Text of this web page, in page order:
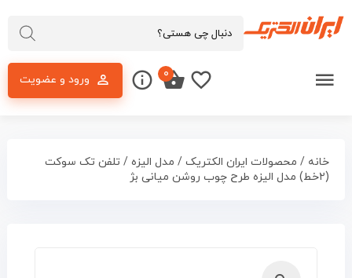
ورود و عضویت ۰
خانه / محصولات ایران الکتریک/ مدل الیزه/ تلفن تک سوکت
(۲خط) مدل الیزه طرح چوب روشن میانی بژ